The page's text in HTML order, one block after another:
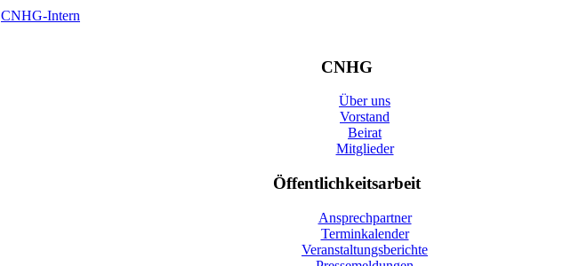
CNHG-Intern
CNHG
Über uns
Vorstand
Beirat
Mitglieder
Öffentlichkeitsarbeit
Ansprechpartner
Terminkalender
Veranstaltungsberichte